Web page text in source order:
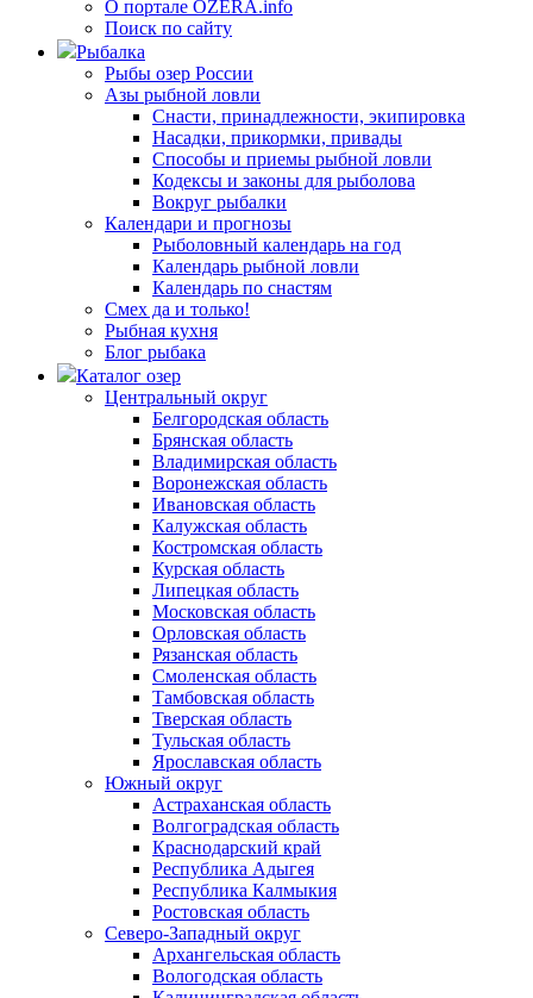
О портале OZERA.info
Поиск по сайту
Рыбалка
Рыбы озер России
Азы рыбной ловли
Снасти, принадлежности, экипировка
Насадки, прикормки, привады
Способы и приемы рыбной ловли
Кодексы и законы для рыболова
Вокруг рыбалки
Календари и прогнозы
Рыболовный календарь на год
Календарь рыбной ловли
Календарь по снастям
Смех да и только!
Рыбная кухня
Блог рыбака
Каталог озер
Центральный округ
Белгородская область
Брянская область
Владимирская область
Воронежская область
Ивановская область
Калужская область
Костромская область
Курская область
Липецкая область
Московская область
Орловская область
Рязанская область
Смоленская область
Тамбовская область
Тверская область
Тульская область
Ярославская область
Южный округ
Астраханская область
Волгоградская область
Краснодарский край
Республика Адыгея
Республика Калмыкия
Ростовская область
Северо-Западный округ
Архангельская область
Вологодская область